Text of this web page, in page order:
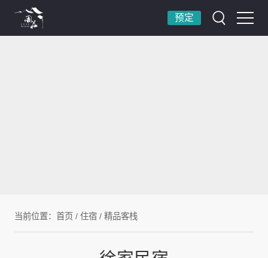
预定
当前位置： 首页 / 住宿 / 精品客栈